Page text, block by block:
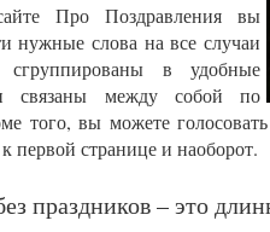
Про Поздравления вы
нужные слова на все случаи
в удобные
связаны между собой по
того, вы можете
первой странице и наоборот.
праздников – это